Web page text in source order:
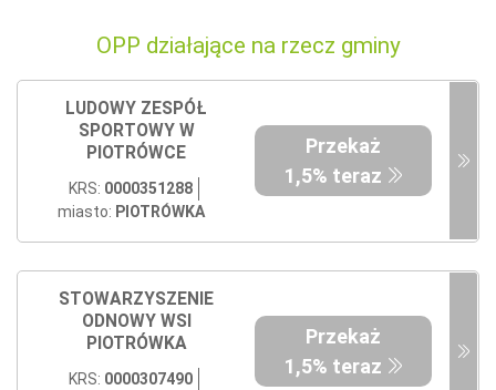
OPP działające na rzecz gminy
LUDOWY ZESPÓŁ
SPORTOWY W
PIOTRÓWCE
KRS: 0000351288
miasto: PIOTRÓWKA
Przekaż
1,5% teraz
STOWARZYSZENIE
ODNOWY WSI
PIOTRÓWKA
KRS: 0000307490
Przekaż
1,5% teraz